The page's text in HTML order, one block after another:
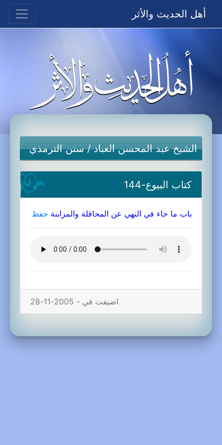
أهل الحديث والأثر
الشيخ عبد المحسن العباد/سنن الترمذي
كتاب البيوع-144
باب ما جاء في النهي عن المحاقلة والمزابنة حفظ
اضيفت في - 2005-11-28